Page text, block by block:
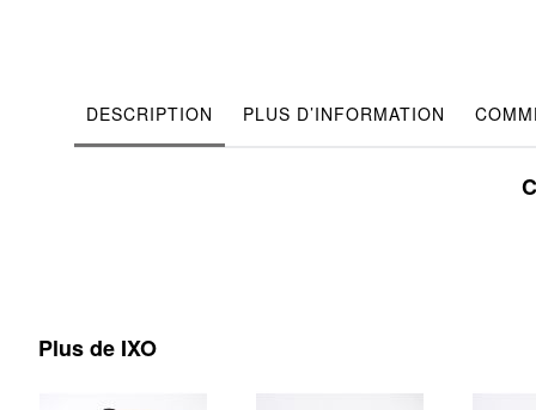
DESCRIPTION PLUS D’INFORMATION
Plus de IXO